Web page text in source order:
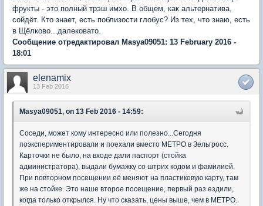
фрукты - это полный трэш имхо. В общем, как альтернатива,
сойдёт. Кто знает, есть поблизости глобус? Из тех, что знаю, есть
в Щёлково...далековато.
Сообщение отредактировал Masya09051: 13 February 2016 -
18:01
elenamix
13 Feb 2016
Masya09051, on 13 Feb 2016 - 14:59:
Соседи, может кому интересно или полезно...Сегодня
поэкспериментировали и поехали вместо МЕТРО в Зельгросс.
Карточки не было, на входе дали паспорт (стойка
администратора), выдали бумажку со штрих кодом и фамилией.
При повторном посещении её меняют на пластиковую карту, там
же на стойке. Это наше второе посещение, первый раз ездили,
когда только открылся. Ну что сказать, цены выше, чем в МЕТРО.